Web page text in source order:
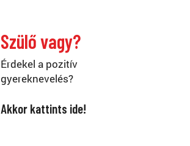
Szülő vagy?
Érdekel a pozitív
gyereknevelés?
Akkor kattints ide!